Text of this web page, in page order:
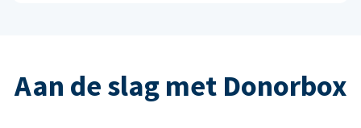
Aan de slag met Donorbox